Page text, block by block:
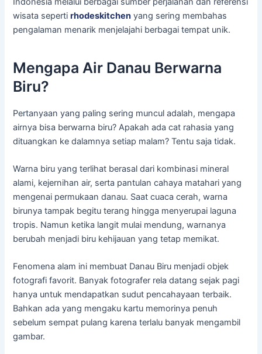
wisata sepertirhodeskitchen yang sering membahas
pengalaman menarik menjelajahi berbagai tempat unik.
Mengapa Air Danau Berwarna
Biru?
Pertanyaan yang paling sering muncul adalah, mengapa
airnya bisa berwarna biru? Apakah ada cat rahasia yang
dituangkan ke dalamnya setiap malam? Tentu saja tidak.
Warna biru yang terlihat berasal dari kombinasi mineral
alami, kejernihan air, serta pantulan cahaya matahari yang
mengenai permukaan danau. Saat cuaca cerah, warna
birunya tampak begitu terang hingga menyerupai laguna
tropis. Namun ketika langit mulai mendung, warnanya
berubah menjadi biru kehijauan yang tetap memikat.
Fenomena alam ini membuat Danau Biru menjadi objek
fotografi favorit. Banyak fotografer rela datang sejak pagi
hanya untuk mendapatkan sudut pencahayaan terbaik.
Bahkan ada yang mengaku kartu memorinya penuh
sebelum sempat pulang karena terlalu banyak mengambil
gambar.